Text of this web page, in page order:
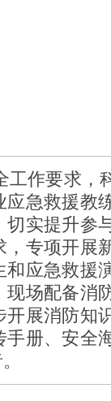
工作要求，
急救援教
实提升参
专项开展
应急救援
场配备消
展消防知
册、安全